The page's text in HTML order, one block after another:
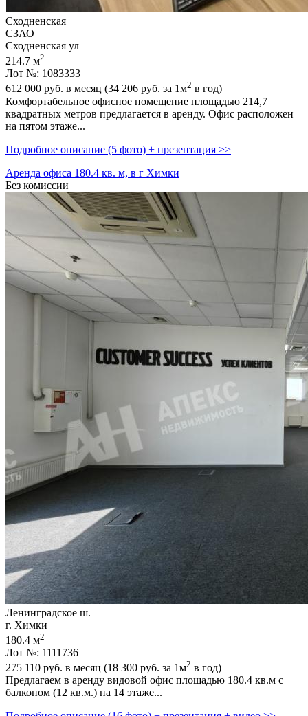
Сходненская
СЗАО
Сходненская ул
214.7 м2
Лот №: 1083333
612 000 руб. в месяц (34 206 руб. за 1м2 в год)
Комфортабельное офисное помещение площадью 214,­7
квадратных метров предлагается в аренду. Офис расположен
на пятом этаже...
Подробное описание (5 фото) + презентация >>
Аренда офиса 180.4 кв. м, в г Химки
Без комиссии
Ленинградское ш.
г. Химки
180.4 м2
Лот №: 1111736
275 110 руб. в месяц (18 300 руб. за 1м2 в год)
Предлагаем в аренду видовой офис площадью 180.4 кв.м с
балконом (12 кв.м.) на 14 этаже...